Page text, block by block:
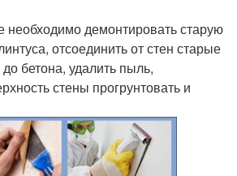
Плитка для стен
Клеивания на стену
необходимо демонтировать старую
отсоединить от стен старые
бетона, удалить пыль,
стены прогрунтовать и